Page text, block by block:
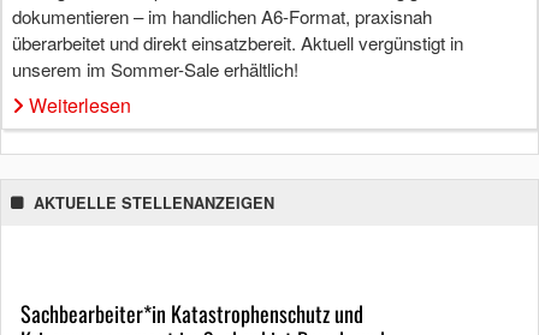
dokumentieren – im handlichen A6-Format, praxisnah
überarbeitet und direkt einsatzbereit. Aktuell vergünstigt in
unserem im Sommer-Sale erhältlich!
Weiterlesen
AKTUELLE STELLENANZEIGEN
Sachbearbeiter*in Katastrophenschutz und